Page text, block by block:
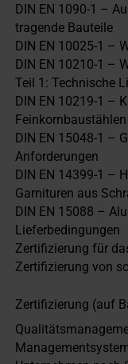
DIN EN 1090-1 –
tragende Bauteile
DIN EN 10025-1 –
DIN EN 10210-1 –
Teil 1: Technische
DIN EN 10219-1 –
DIN EN 15048-1 ­–
Anforderungen
DIN EN 14399-1 –
Garnituren aus
DIN EN 15088 –
Lieferbedingungen
Zertifizierung für
Zertifizierung von
Zertifizierung (auf